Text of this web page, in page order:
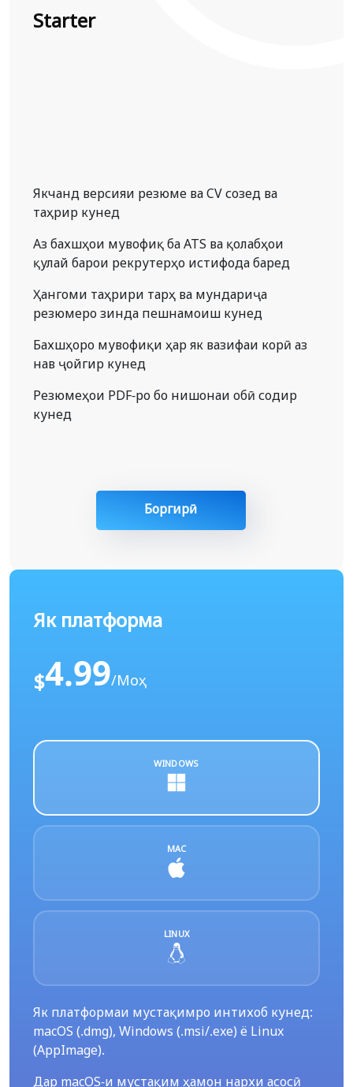
Starter
Якчанд версияи резюме ва CV созед ва
таҳрир кунед
Аз бахшҳои мувофиқ ба ATS ва қолабҳои
қулай барои рекрутерҳо истифода баред
Ҳангоми таҳрири тарҳ ва мундариҷа
резюмеро зинда пешнамоиш кунед
Бахшҳоро мувофиқи ҳар як вазифаи корӣ аз
нав ҷойгир кунед
Резюмеҳои PDF-ро бо нишонаи обӣ содир
кунед
Боргирӣ
Як платформа
$4.99/Моҳ
WINDOWS
MAC
LINUX
Як платформаи мустақимро интихоб кунед:
macOS (.dmg), Windows (.msi/.exe) ё Linux
(AppImage).